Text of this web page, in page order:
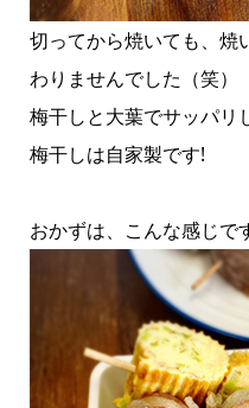
切ってから焼いても、焼
わりませんでした（笑）
梅干しと大葉でサッパリ
梅干しは自家製です!
おかずは、こんな感じで